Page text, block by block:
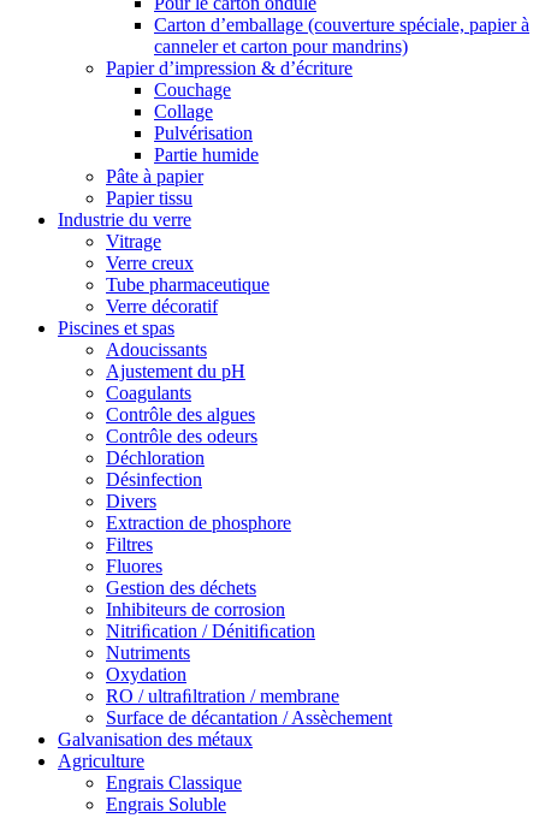
Carton d’emballage (couverture spéciale, papier à
canneler et carton pour mandrins)
Papier d’impression & d’écriture
Couchage
Collage
Pulvérisation
Partie humide
Pâte à papier
Papier tissu
Industrie du verre
Vitrage
Verre creux
Tube pharmaceutique
Verre décoratif
Piscines et spas
Adoucissants
Ajustement du pH
Coagulants
Contrôle des algues
Contrôle des odeurs
Déchloration
Désinfection
Divers
Extraction de phosphore
Filtres
Fluores
Gestion des déchets
Inhibiteurs de corrosion
Nitriﬁcation / Dénitiﬁcation
Nutriments
Oxydation
RO / ultraﬁltration / membrane
Surface de décantation / Assèchement
Galvanisation des métaux
Agriculture
Engrais Classique
Engrais Soluble